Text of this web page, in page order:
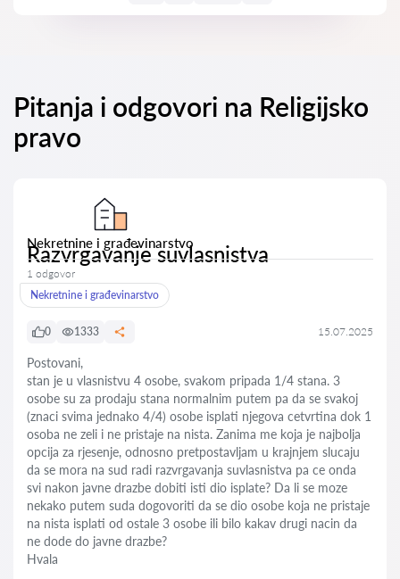
Pitanja i odgovori na Religijsko
pravo
Nekretnine i građevinarstvo
Razvrgavanje suvlasnistva
1 odgovor
Nekretnine i građevinarstvo
0 1333 15.07.2025
Postovani,
stan je u vlasnistvu 4 osobe, svakom pripada 1/4 stana. 3
osobe su za prodaju stana normalnim putem pa da se svakoj
(znaci svima jednako 4/4) osobe isplati njegova cetvrtina dok 1
osoba ne zeli i ne pristaje na nista. Zanima me koja je najbolja
opcija za rjesenje, odnosno pretpostavljam u krajnjem slucaju
da se mora na sud radi razvrgavanja suvlasnistva pa ce onda
svi nakon javne drazbe dobiti isti dio isplate? Da li se moze
nekako putem suda dogovoriti da se dio osobe koja ne pristaje
na nista isplati od ostale 3 osobe ili bilo kakav drugi nacin da
ne dode do javne drazbe?
Hvala